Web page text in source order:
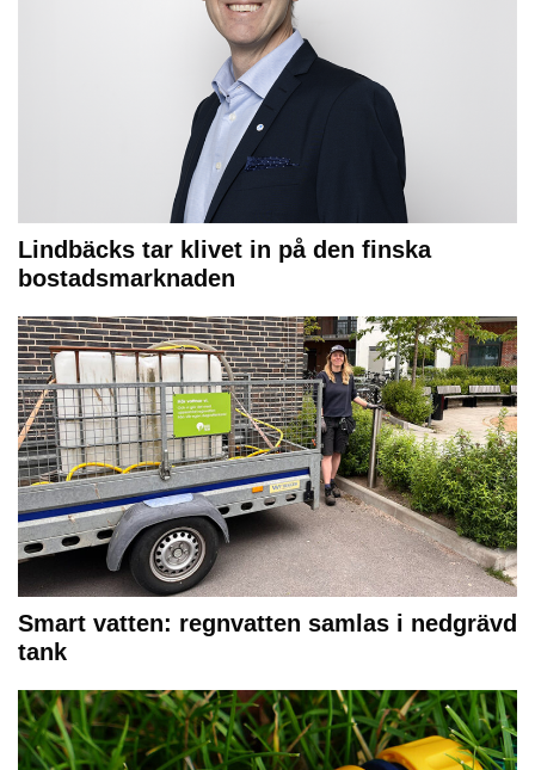
Lindbäcks tar klivet in på den finska
bostadsmarknaden
Smart vatten: regnvatten samlas i nedgrävd
tank